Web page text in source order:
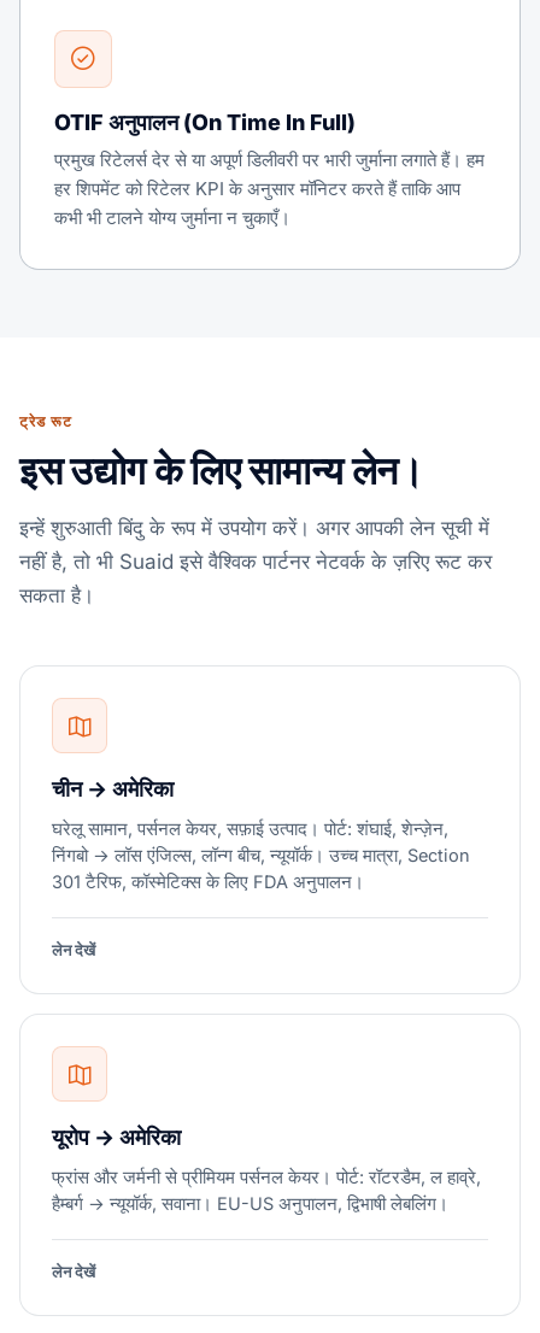
OTIF अनुपालन (On Time In Full)
प्रमुख रिटेलर्स देर से या अपूर्ण डिलीवरी पर भारी जुर्माना लगाते हैं। हम
हर शिपमेंट को रिटेलर KPI के अनुसार मॉनिटर करते हैं ताकि आप
कभी भी टालने योग्य जुर्माना न चुकाएँ।
ट्रेड रूट
इस उद्योग के लिए सामान्य लेन।
इन्हें शुरुआती बिंदु के रूप में उपयोग करें। अगर आपकी लेन सूची में
नहीं है, तो भी Suaid इसे वैश्विक पार्टनर नेटवर्क के ज़रिए रूट कर
सकता है।
चीन → अमेरिका
घरेलू सामान, पर्सनल केयर, सफ़ाई उत्पाद। पोर्ट: शंघाई, शेन्ज़ेन,
निंगबो → लॉस एंजिल्स, लॉन्ग बीच, न्यूयॉर्क। उच्च मात्रा, Section
301 टैरिफ, कॉस्मेटिक्स के लिए FDA अनुपालन।
लेन देखें
यूरोप → अमेरिका
फ्रांस और जर्मनी से प्रीमियम पर्सनल केयर। पोर्ट: रॉटरडैम, ल हाव्रे,
हैम्बर्ग → न्यूयॉर्क, सवाना। EU-US अनुपालन, द्विभाषी लेबलिंग।
लेन देखें